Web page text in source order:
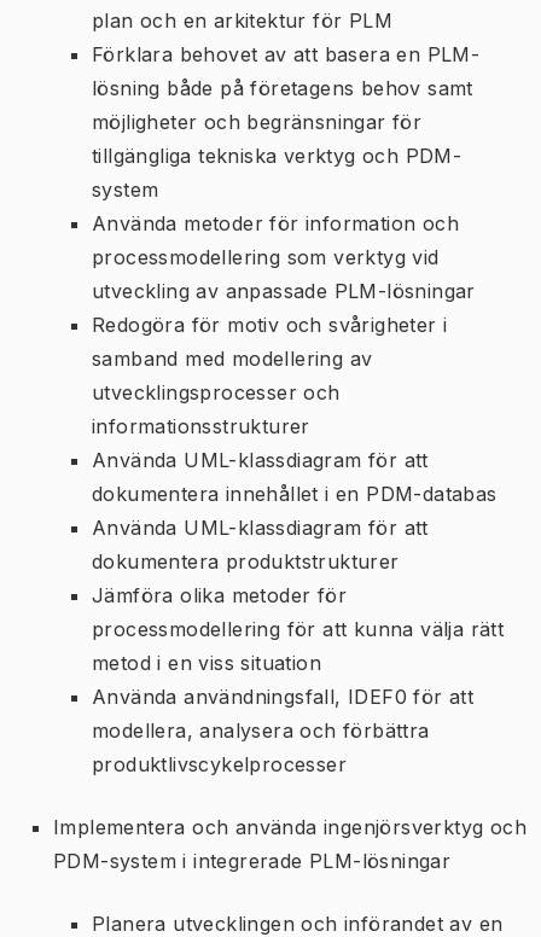
plan och en arkitektur för PLM
Förklara behovet av att basera en PLM-
lösning både på företagens behov samt
möjligheter och begränsningar för
tillgängliga tekniska verktyg och PDM-
system
Använda metoder för information och
processmodellering som verktyg vid
utveckling av anpassade PLM-lösningar
Redogöra för motiv och svårigheter i
samband med modellering av
utvecklingsprocesser och
informationsstrukturer
Använda UML-klassdiagram för att
dokumentera innehållet i en PDM-databas
Använda UML-klassdiagram för att
dokumentera produktstrukturer
Jämföra olika metoder för
processmodellering för att kunna välja rätt
metod i en viss situation
Använda användningsfall, IDEF0 för att
modellera, analysera och förbättra
produktlivscykelprocesser
Implementera och använda ingenjörsverktyg och
PDM-system i integrerade PLM-lösningar
Planera utvecklingen och införandet av en